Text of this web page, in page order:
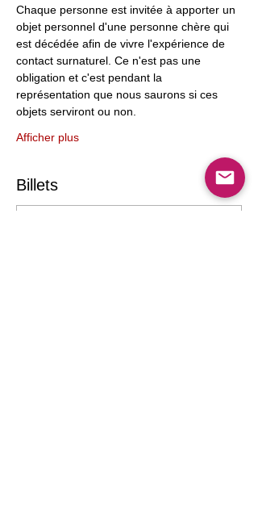
Chaque personne est invitée à apporter un
objet personnel d'une personne chère qui
est décédée afin de vivre l'expérience de
contact surnaturel. Ce n'est pas une
obligation et c'est pendant la
représentation que nous saurons si ces
objets serviront ou non.
Afficher plus
Billets